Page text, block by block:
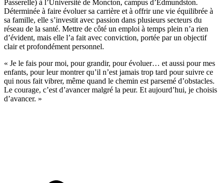
Passerelle) à l’Université de Moncton, campus d’Edmundston.
Déterminée à faire évoluer sa carrière et à offrir une vie équilibrée à
sa famille, elle s’investit avec passion dans plusieurs secteurs du
réseau de la santé. Mettre de côté un emploi à temps plein n’a rien
d’évident, mais elle l’a fait avec conviction, portée par un objectif
clair et profondément personnel.
« Je le fais pour moi, pour grandir, pour évoluer… et aussi pour mes
enfants, pour leur montrer qu’il n’est jamais trop tard pour suivre ce
qui nous fait vibrer, même quand le chemin est parsemé d’obstacles.
Le courage, c’est d’avancer malgré la peur. Et aujourd’hui, je choisis
d’avancer. »